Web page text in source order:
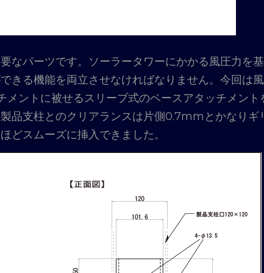
なパーツです。ソーラータワーにかかる風圧力を基
きる機能を両立させなければなりません。今回は風
ントに被せるスリーブ式のベースアタッチメント
品支柱とのクリアランスは片側0.7mmとかなりギ
どスムーズに挿入できました。